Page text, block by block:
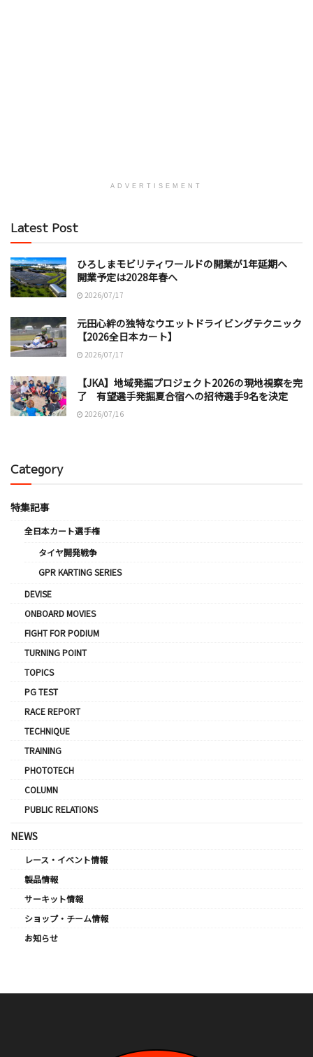
ADVERTISEMENT
Latest Post
ひろしまモビリティワールドの開業が1年延期へ
開業予定は2028年春へ
2026/07/17
元田心絆の独特なウエットドライビングテクニック
【2026全日本カート】
2026/07/17
【JKA】地域発掘プロジェクト2026の現地視察を完
了 有望選手発掘夏合宿への招待選手9名を決定
2026/07/16
Category
特集記事
全日本カート選手権
タイヤ開発戦争
GPR KARTING SERIES
DEVISE
ONBOARD MOVIES
FIGHT FOR PODIUM
TURNING POINT
TOPICS
PG TEST
RACE REPORT
TECHNIQUE
TRAINING
PHOTOTECH
COLUMN
PUBLIC RELATIONS
NEWS
レース・イベント情報
製品情報
サーキット情報
ショップ・チーム情報
お知らせ